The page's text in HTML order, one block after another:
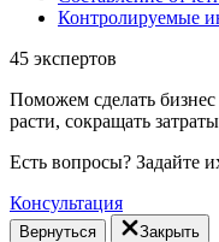
Контролируемые
45 экспертов
Поможем сделать
расти, cокращать
Есть вопросы? Задайте
Консультация
Вернуться
Закрыть